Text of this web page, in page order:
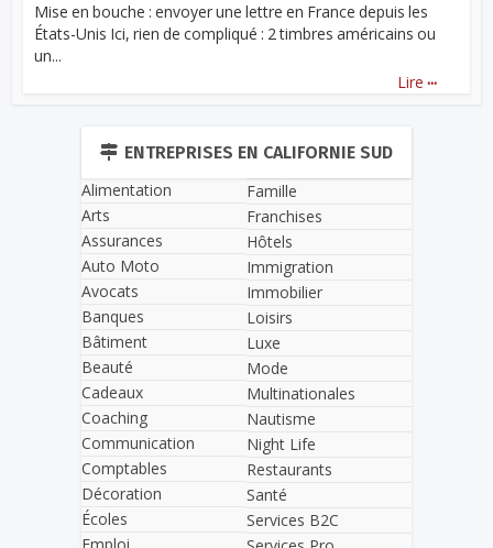
Mise en bouche : envoyer une lettre en France depuis les
États-Unis Ici, rien de compliqué : 2 timbres américains ou
un...
Lire ...
ENTREPRISES EN CALIFORNIE SUD
Alimentation
Arts
Assurances
Auto Moto
Avocats
Banques
Bâtiment
Beauté
Cadeaux
Coaching
Communication
Comptables
Décoration
Écoles
Famille
Franchises
Hôtels
Immigration
Immobilier
Loisirs
Luxe
Mode
Multinationales
Nautisme
Night Life
Restaurants
Santé
Services B2C